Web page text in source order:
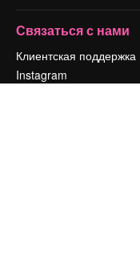
Связаться с нами
Клиентская поддержка
Instagram